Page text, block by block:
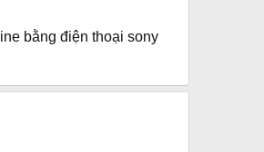
bằng điện thoại sony